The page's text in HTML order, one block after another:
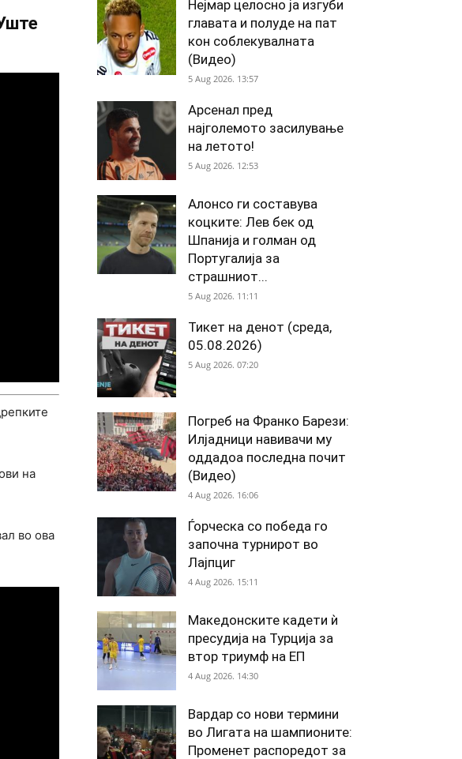
на
во ова
Нејмар целосно ја изгуби
главата и полуде на пат
кон соблекувалната
(Видео)
5 Aug 2026. 13:57
Арсенал пред
најголемото засилување
на летото!
5 Aug 2026. 12:53
Алонсо ги составува
коцките: Лев бек од
Шпанија и голман од
Португалија за
страшниот...
5 Aug 2026. 11:11
Тикет на денот (среда,
05.08.2026)
5 Aug 2026. 07:20
Погреб на Франко Барези:
Илјадници навивачи му
оддадоа последна почит
(Видео)
4 Aug 2026. 16:06
Ѓорческа со победа го
започна турнирот во
Лајпциг
4 Aug 2026. 15:11
Македонските кадети ѝ
пресудија на Турција за
втор триумф на ЕП
4 Aug 2026. 14:30
Вардар со нови термини
во Лигата на шампионите:
Променет распоредот за